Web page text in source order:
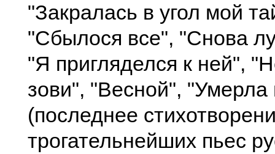
"Закралась в угол мой
"Сбылося все", "Снова
"Я пригляделся к ней",
зови", "Весной", "Умерла
(последнее
трогательнейших пьес